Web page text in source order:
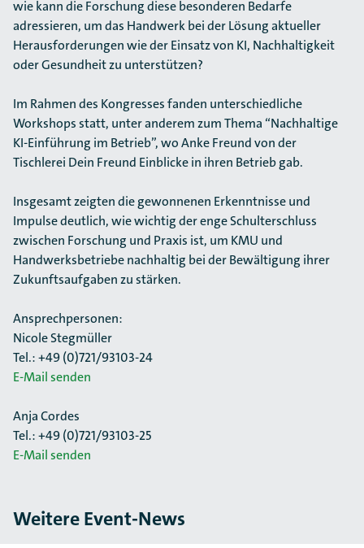
wie kann die Forschung diese besonderen Bedarfe
adressieren, um das Handwerk bei der Lösung aktueller
Herausforderungen wie der Einsatz von KI, Nachhaltigkeit
oder Gesundheit zu unterstützen?
Im Rahmen des Kongresses fanden unterschiedliche
Workshops statt, unter anderem zum Thema “Nachhaltige
KI-Einführung im Betrieb”, wo Anke Freund von der
Tischlerei Dein Freund Einblicke in ihren Betrieb gab.
Insgesamt zeigten die gewonnenen Erkenntnisse und
Impulse deutlich, wie wichtig der enge Schulterschluss
zwischen Forschung und Praxis ist, um KMU und
Handwerksbetriebe nachhaltig bei der Bewältigung ihrer
Zukunftsaufgaben zu stärken.
Ansprechpersonen:
Nicole Stegmüller
Tel.: +49 (0)721/93103-24
E-Mail senden
Anja Cordes
Tel.: +49 (0)721/93103-25
E-Mail senden
Weitere Event-News